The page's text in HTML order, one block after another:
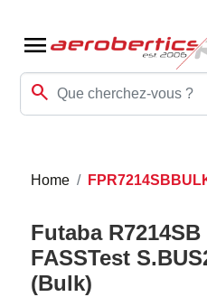
menu
search
Home
Futaba R7214SB
FASSTest
(Bulk)